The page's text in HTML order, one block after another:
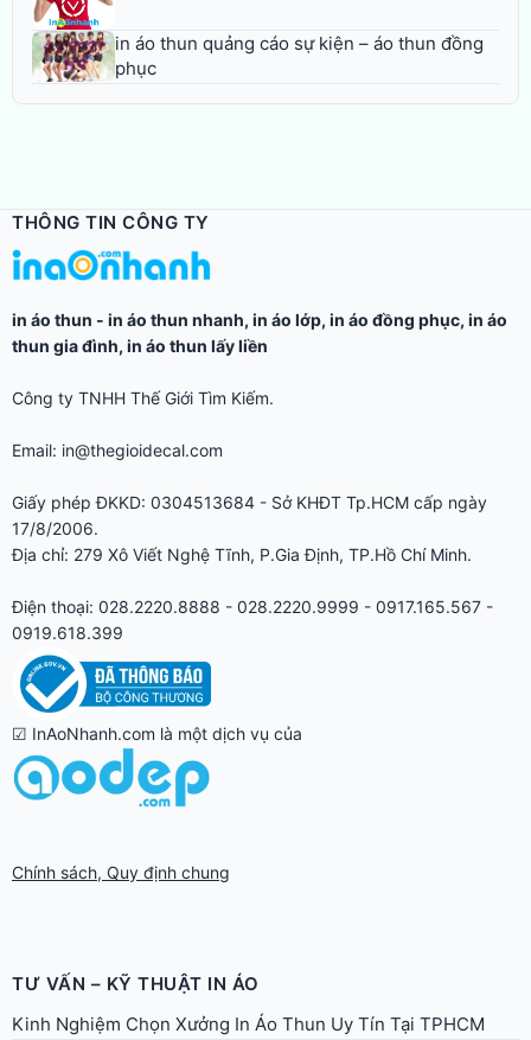
in áo thun quảng cáo sự kiện – áo thun đồng
phục
THÔNG TIN CÔNG TY
in áo thun - in áo thun nhanh, in áo lớp, in áo đồng phục, in áo
thun gia đình, in áo thun lấy liền
Công ty TNHH Thế Giới Tìm Kiếm.
Email: in@thegioidecal.com
Giấy phép ĐKKD: 0304513684 - Sở KHĐT Tp.HCM cấp ngày
17/8/2006.
Địa chỉ: 279 Xô Viết Nghệ Tĩnh, P.Gia Định, TP.Hồ Chí Minh.
Điện thoại: 028.2220.8888 - 028.2220.9999 - 0917.165.567 -
0919.618.399
☑ InAoNhanh.com là một dịch vụ của
Chính sách, Quy định chung
TƯ VẤN – KỸ THUẬT IN ÁO
Kinh Nghiệm Chọn Xưởng In Áo Thun Uy Tín Tại TPHCM